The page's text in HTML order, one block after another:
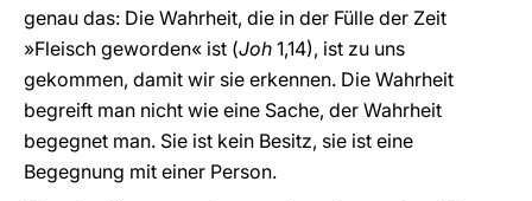
genau das: Die Wahrheit, die in der Fülle der Zeit
»Fleisch geworden« ist (Joh 1,14), ist zu uns
gekommen, damit wir sie erkennen. Die Wahrheit
begreift man nicht wie eine Sache, der Wahrheit
begegnet man. Sie ist kein Besitz, sie ist eine
Begegnung mit einer Person.